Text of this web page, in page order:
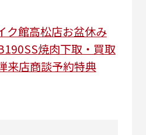
ク館高松店お盆休み
焼肉下取・買取
来店商談予約特典